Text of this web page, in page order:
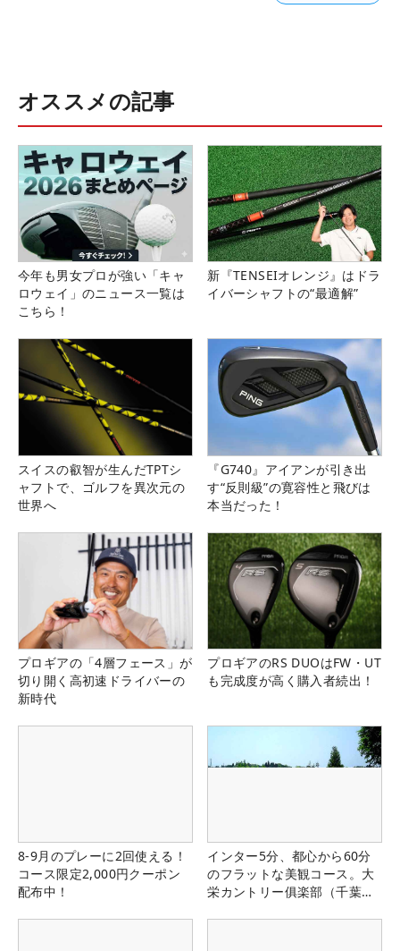
オススメの記事
今年も男女プロが強い「キャ
ロウェイ」のニュース一覧は
こちら！
新『TENSEIオレンジ』はドラ
イバーシャフトの“最適解”
スイスの叡智が生んだTPTシ
ャフトで、ゴルフを異次元の
世界へ
『G740』アイアンが引き出
す“反則級”の寛容性と飛びは
本当だった！
プロギアの「4層フェース」が
切り開く高初速ドライバーの
新時代
プロギアのRS DUOはFW・UT
も完成度が高く購入者続出！
8-9月のプレーに2回使える！
コース限定2,000円クーポン
配布中！
インター5分、都心から60分
のフラットな美観コース。大
栄カントリー俱楽部（千葉